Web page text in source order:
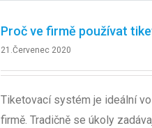
Proč ve firmě používat
21.Červenec 2020
Tiketovací systém je ideální
firmě. Tradičně se úkoly